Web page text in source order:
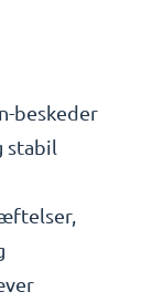
beskeder
stabil